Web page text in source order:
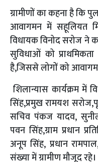
ग्रामीणों का कहना है कि
आवागमन में सहूलियत
विधायक विनोद सरोज ने
सुविधाओं को
है,जिससे लोगों को
शिलान्यास कार्यक्रम में
सिंह,प्रमुख रामयश
सचिव पंकज यादव,
पवन सिंह,ग्राम प्रधान
अनूप सिंह, प्रधान
संख्या में ग्रामीण मौजूद रहे।